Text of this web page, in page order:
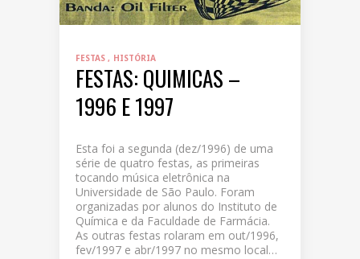
FESTAS HISTÓRIA
FESTAS: QUIMICAS –
1996 E 1997
Esta foi a segunda (dez/1996) de uma
série de quatro festas, as primeiras
tocando música eletrônica na
Universidade de São Paulo. Foram
organizadas por alunos do Instituto de
Química e da Faculdade de Farmácia.
As outras festas rolaram em out/1996,
fev/1997 e abr/1997 no mesmo local…